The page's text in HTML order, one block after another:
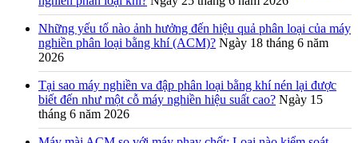
Những yếu tố nào ảnh hưởng đến hiệu quả phân loại của máy
nghiền phân loại bằng khí (ACM)? Ngày 18 tháng 6 năm
2026
Tại sao máy nghiền va đập phân loại bằng khí nén lại được
biết đến như một cỗ máy nghiền hiệu suất cao? Ngày 15
tháng 6 năm 2026